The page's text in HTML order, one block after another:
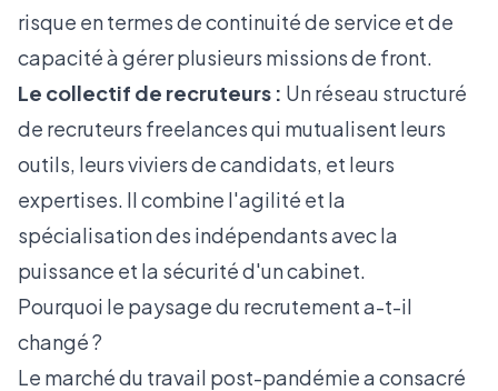
risque en termes de continuité de service et de
capacité à gérer plusieurs missions de front.
Le collectif de recruteurs : Un réseau structuré
de recruteurs freelances qui mutualisent leurs
outils, leurs viviers de candidats, et leurs
expertises. Il combine l'agilité et la
spécialisation des indépendants avec la
puissance et la sécurité d'un cabinet.
Pourquoi le paysage du recrutement a-t-il
changé ?
Le marché du travail post-pandémie a consacré